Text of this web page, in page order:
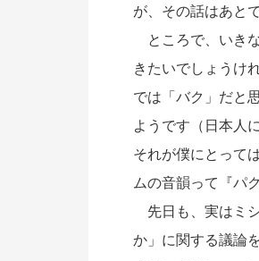
が、その話はあと
ところで、いき
きたいでしょうけ
では「バク」だと
ようです（日本人
それが僕にとって
ムの音韻って『パ
先日も、実はミ
か」に関する議論